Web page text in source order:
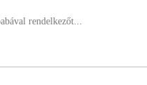
rendelkezőt...